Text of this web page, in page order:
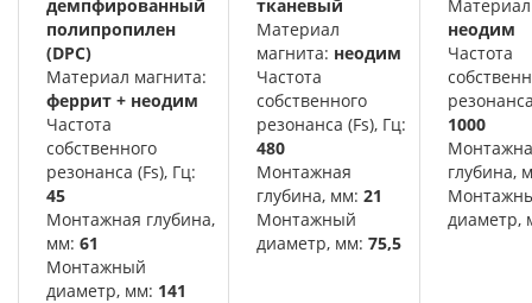
демпфированный
полипропилен
(DPC)
Материал магнита:
феррит + неодим
Частота
собственного
резонанса (Fs), Гц:
45
Монтажная глубина,
мм: 61
Монтажный
диаметр, мм: 141
тканевый
Материал
магнита: неодим
Частота
собственного
резонанса (Fs), Гц:
480
Монтажная
глубина, мм: 21
Монтажный
диаметр, мм: 75,5
неодим
Частота
1000
глубина,
диаметр,